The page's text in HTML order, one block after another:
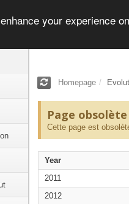
your experience
Homepage
Page obsolète
Cette page est
Year
2011
2012